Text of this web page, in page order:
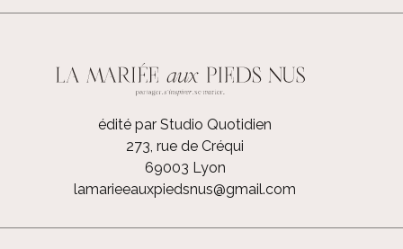
édité par Studio Quotidien
273, rue de Créqui
69003 Lyon
lamarieeauxpiedsnus@gmail.com